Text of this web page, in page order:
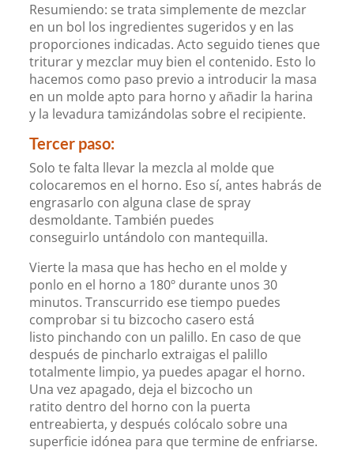
Resumiendo: se trata simplemente de mezclar
en un bol los ingredientes sugeridos y en las
proporciones indicadas. Acto seguido tienes que
triturar y mezclar muy bien el contenido. Esto lo
hacemos como paso previo a introducir la masa
en un molde apto para horno y añadir la harina
y la levadura tamizándolas sobre el recipiente.
Tercer paso:
Solo te falta llevar la mezcla al molde que
colocaremos en el horno. Eso sí, antes habrás de
engrasarlo con alguna clase de spray
desmoldante. También puedes
conseguirlo untándolo con mantequilla.
Vierte la masa que has hecho en el molde y
ponlo en el horno a 180º durante unos 30
minutos. Transcurrido ese tiempo puedes
comprobar si tu bizcocho casero está
listo pinchando con un palillo. En caso de que
después de pincharlo extraigas el palillo
totalmente limpio, ya puedes apagar el horno.
Una vez apagado, deja el bizcocho un
ratito dentro del horno con la puerta
entreabierta, y después colócalo sobre una
superficie idónea para que termine de enfriarse.